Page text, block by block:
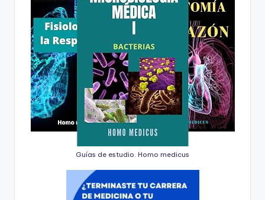
Guías de estudio. Homo medicus